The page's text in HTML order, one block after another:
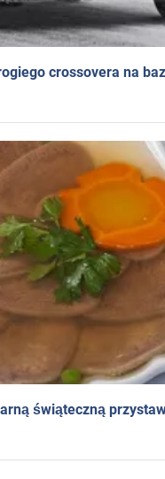
crossovera na
świąteczną